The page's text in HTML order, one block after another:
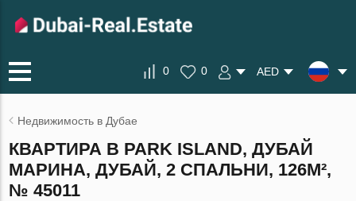
0 0 AED
Недвижимость в Дубае
КВАРТИРА В PARK ISLAND, ДУБАЙ
МАРИНА, ДУБАЙ, 2 СПАЛЬНИ, 126М²,
№ 45011